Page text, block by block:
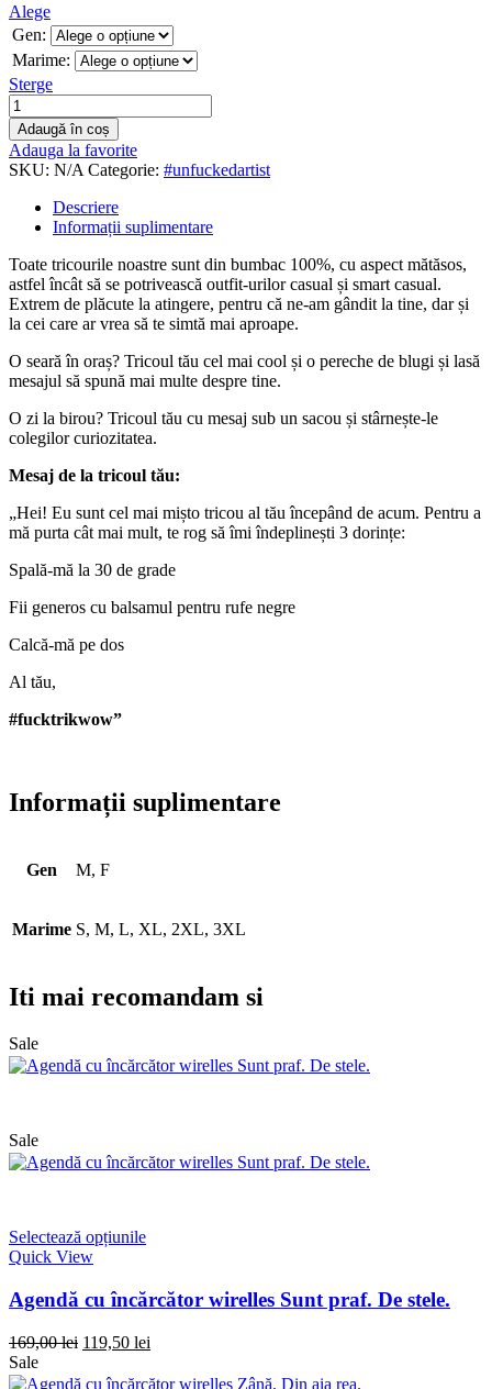
Alege
Gen:
Marime:
Sterge
Adaugă în coș
Adauga la favorite
SKU: N/A Categorie: #unfuckedartist
Descriere
Informații suplimentare
Toate tricourile noastre sunt din bumbac 100%, cu aspect mătăsos,
astfel încât să se potrivească outfit-urilor casual și smart casual.
Extrem de plăcute la atingere, pentru că ne-am gândit la tine, dar și
la cei care ar vrea să te simtă mai aproape.
O seară în oraș? Tricoul tău cel mai cool și o pereche de blugi și lasă
mesajul să spună mai multe despre tine.
O zi la birou? Tricoul tău cu mesaj sub un sacou și stârnește-le
colegilor curiozitatea.
Mesaj de la tricoul tău:
„Hei! Eu sunt cel mai mișto tricou al tău începând de acum. Pentru a
mă purta cât mai mult, te rog să îmi îndeplinești 3 dorințe:
Spală-mă la 30 de grade
Fii generos cu balsamul pentru rufe negre
Calcă-mă pe dos
Al tău,
#fucktrikwow”
Informații suplimentare
Gen M, F
Marime S, M, L, XL, 2XL, 3XL
Iti mai recomandam si
Sale
Sale
Selectează opțiunile
Quick View
Agendă cu încărcător wirelles Sunt praf. De stele.
169,00lei 119,50 lei
Sale